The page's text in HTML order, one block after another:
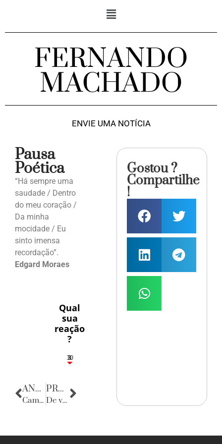
FERNANDO
MACHADO
ENVIE UMA NOTÍCIA
Pausa
Poética
“Há sempre uma
saudade / Dentro
do meu coração /
Da minha
mocidade / Eu
sinto imensa
recordação”.
Edgard Moraes
Qual
sua
reação
?
3
1
1
3
10
ANTERIOR
Camarote Globeleza
PRÓXIMA
De volta para o passado
Gostou ?
Compartilhe
!